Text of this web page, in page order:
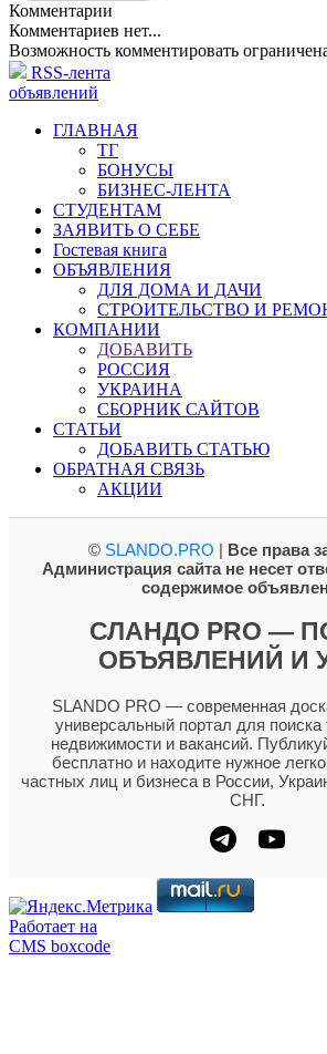
Комментарии
Комментариев нет...
Возможность комментировать
RSS-лента
объявлений
ГЛАВНАЯ
ТГ
БОНУСЫ
БИЗНЕС-ЛЕНТА
СТУДЕНТАМ
ЗАЯВИТЬ О СЕБЕ
Гостевая книга
ОБЪЯВЛЕНИЯ
ДЛЯ ДОМА И ДАЧИ
СТРОИТЕЛЬСТВО И
КОМПАНИИ
ДОБАВИТЬ
РОССИЯ
УКРАИНА
СБОРНИК САЙТОВ
СТАТЬИ
ДОБАВИТЬ СТАТЬЮ
ОБРАТНАЯ СВЯЗЬ
АКЦИИ
© SLANDO.PRO | Все права
Администрация сайта не несет
содержимое
СЛАНДО PRO —
ОБЪЯВЛЕНИЙ И
SLANDO PRO — современная
универсальный портал для поиска
недвижимости и вакансий.
бесплатно и находите нужное
частных лиц и бизнеса в России,
СНГ.
Работает на
CMS boxcode